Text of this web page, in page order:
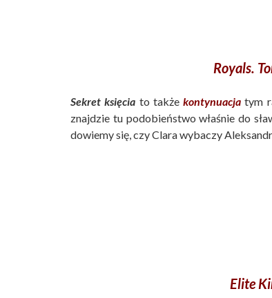
Royals.
Sekret księcia to takżekontynuacja tym
znajdzie tu podobieństwo właśnie do
dowiemy się, czy Clara wybaczy
Elite